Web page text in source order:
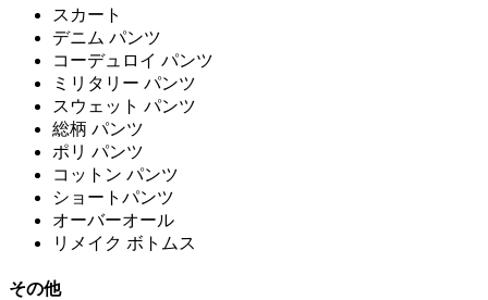
スカート
デニム パンツ
コーデュロイ パンツ
ミリタリー パンツ
スウェット パンツ
総柄 パンツ
ポリ パンツ
コットン パンツ
ショートパンツ
オーバーオール
リメイク ボトムス
その他